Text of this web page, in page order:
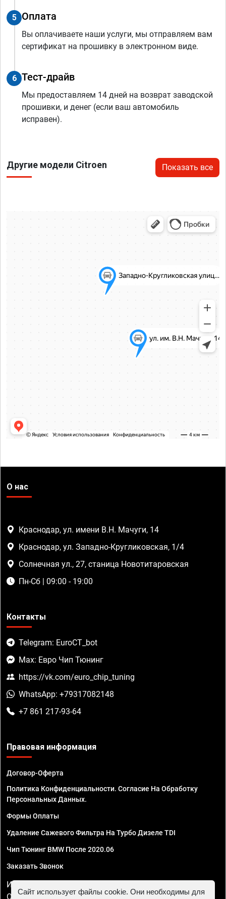
5 Оплата
Вы оплачиваете наши услуги, мы отправляем вам
сертификат на прошивку в электронном виде.
6 Тест-драйв
Мы предоставляем 14 дней на возврат заводской
прошивки, и денег (если ваш автомобиль
исправен).
Другие модели Citroen Показать все
О нас
Краснодар, ул. имени В.Н. Мачуги, 14
Краснодар, ул. Западно-Кругликовская, 1/4
Солнечная ул., 27, станица Новотитаровская
Пн-Сб | 09:00 - 19:00
Контакты
Telegram: EuroCT_bot
Max: Евро Чип Тюнинг
https://vk.com/euro_chip_tuning
WhatsApp: +79317082148
+7 861 217-93-64
Правовая информация
Договор-Оферта
Политика Конфиденциальности. Согласие На Обработку
Персональных Данных.
Формы Оплаты
Удаление Сажевого Фильтра На Турбо Дизеле TDI
Чип Тюнинг BMW После 2020.06
Заказать Звонок
ИП Смирнов Георгий Павлович. ИНН 781302555843,
ОГРНИП 324470400032610
Сайт использует файлы cookie. Они необходимы для